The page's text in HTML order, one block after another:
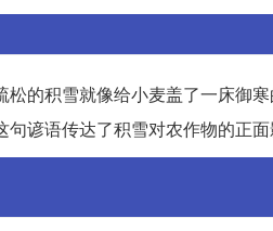
的积雪就像给小麦盖了一床御
谚语传达了积雪对农作物的正面